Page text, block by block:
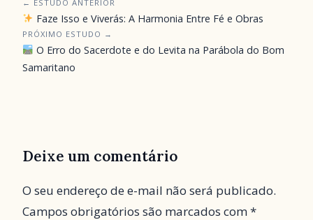
← ESTUDO ANTERIOR
Faze Isso e Viverás: A Harmonia Entre Fé e Obras
PRÓXIMO ESTUDO →
O Erro do Sacerdote e do Levita na Parábola do Bom
Samaritano
Deixe um comentário
O seu endereço de e-mail não será publicado.
Campos obrigatórios são marcados com*